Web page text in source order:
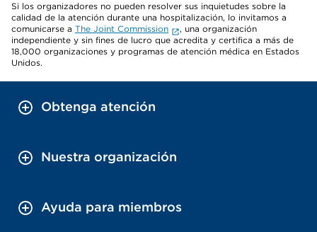
Si los organizadores no pueden resolver sus inquietudes sobre la
calidad de la atención durante una hospitalización, lo invitamos a
comunicarse a The Joint Commission
, una organización
independiente y sin fines de lucro que acredita y certifica a más de
18,000 organizaciones y programas de atención médica en Estados
Unidos.
Obtenga atención
Nuestra organización
Ayuda para miembros